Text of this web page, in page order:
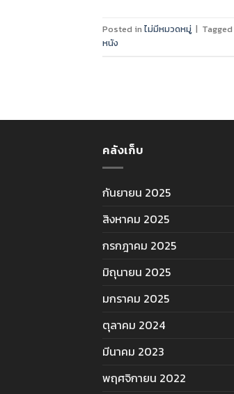
Posted in ไม่มีหมวดหมู่ | Tagged
หนัง
คลังเก็บ
กันยายน 2025
สิงหาคม 2025
กรกฎาคม 2025
มิถุนายน 2025
มกราคม 2025
ตุลาคม 2024
มีนาคม 2023
พฤศจิกายน 2022